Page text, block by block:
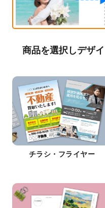
商品を選択しデザ
チラシ・フライヤー